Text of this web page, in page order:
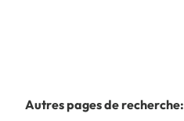
Autres pages de recherche: